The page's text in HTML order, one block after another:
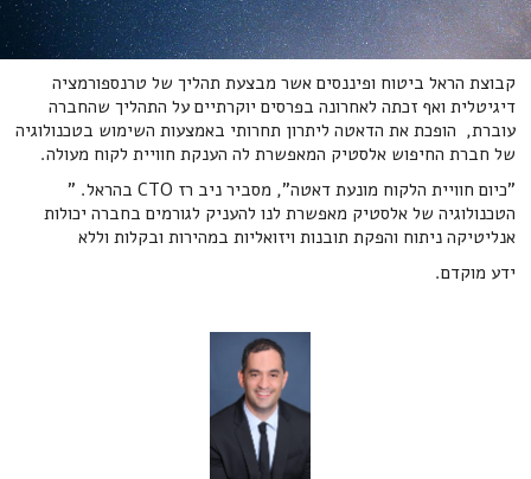
קבוצת הראל ביטוח ופיננסים אשר מבצעת תהליך של טרנספורמציה
דיגיטלית ואף זכתה לאחרונה בפרסים יוקרתיים על התהליך שהחברה
עוברת, הופכת את הדאטה ליתרון תחרותי באמצעות השימוש בטכנולוגיה
של חברת החיפוש אלסטיק המאפשרת לה הענקת חוויית לקוח מעולה.
"כיום חוויית הלקוח מונעת דאטה", מסביר ניב רז CTO בהראל. "
הטכנולוגיה של אלסטיק מאפשרת לנו להעניק לגורמים בחברה יכולות
אנליטיקה ניתוח והפקת תובנות ויזואליות במהירות ובקלות וללא
ידע מוקדם.